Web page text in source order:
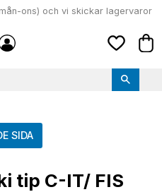
ons) och vi skickar lagervaror
SIDA
tip C-IT/ FIS